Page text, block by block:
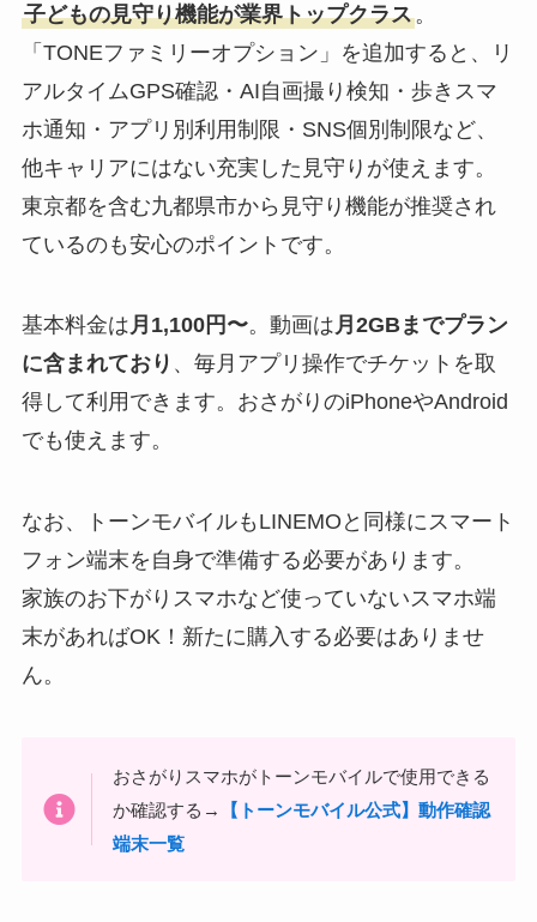
子どもの見守り機能が業界トップクラス。
「TONEファミリーオプション」を追加すると、リ
アルタイムGPS確認・AI自画撮り検知・歩きスマ
ホ通知・アプリ別利用制限・SNS個別制限など、
他キャリアにはない充実した見守りが使えます。
東京都を含む九都県市から見守り機能が推奨され
ているのも安心のポイントです。
基本料金は月1,100円〜。動画は月2GBまでプラン
に含まれており 、毎月アプリ操作でチケットを取
得して利用できます。おさがりのiPhoneやAndroid
でも使えます。
なお、トーンモバイルもLINEMOと同様にスマート
フォン端末を自身で準備する必要があります。
家族のお下がりスマホなど使っていないスマホ端
末があればOK！新たに購入する必要はありませ
ん。
おさがりスマホがトーンモバイルで使用できる
か確認する→
【トーンモバイル公式】動作確認
端末一覧